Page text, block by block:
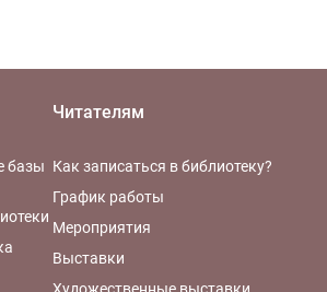
базы
Читателям
Как записаться в библиотеку?
График работы
Мероприятия
Выставки